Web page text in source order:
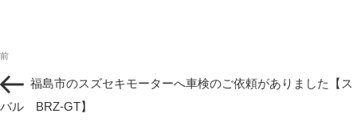
稿
ナ
ビ
ゲ
過
の
投
前
福島市のスズセキモーターへ車検のご依頼がありました【ス
バル BRZ-GT】